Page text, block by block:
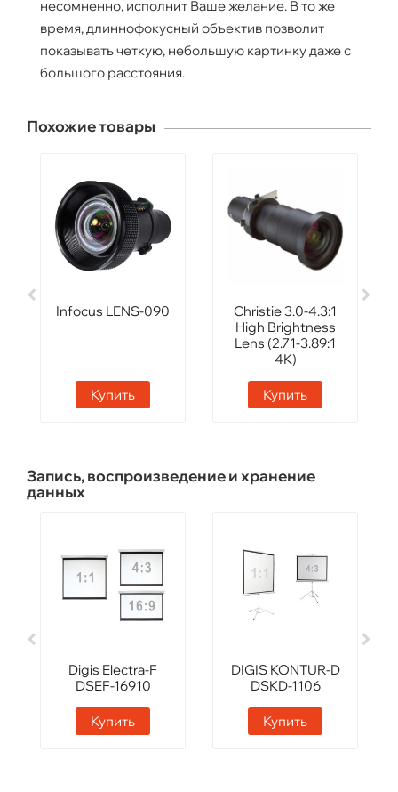
несомненно, исполнит Ваше желание. В то же
время, длиннофокусный объектив позволит
показывать четкую, небольшую картинку даже с
большого расстояния.
Похожие товары
Infocus LENS-090
Купить
Сhristie 3.0-4.3:1
High Brightness
Lens (2.71-3.89:1
4K)
Купить
Запись, воспроизведение и хранение
данных
Digis Electra-F
DSEF-16910
Купить
DIGIS KONTUR-D
DSKD-1106
Купить